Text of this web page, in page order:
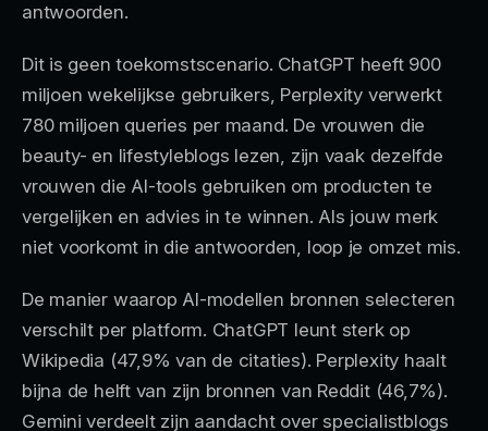
antwoorden.
Dit is geen toekomstscenario. ChatGPT heeft 900
miljoen wekelijkse gebruikers, Perplexity verwerkt
780 miljoen queries per maand. De vrouwen die
beauty- en lifestyleblogs lezen, zijn vaak dezelfde
vrouwen die AI-tools gebruiken om producten te
vergelijken en advies in te winnen. Als jouw merk
niet voorkomt in die antwoorden, loop je omzet mis.
De manier waarop AI-modellen bronnen selecteren
verschilt per platform. ChatGPT leunt sterk op
Wikipedia (47,9% van de citaties). Perplexity haalt
bijna de helft van zijn bronnen van Reddit (46,7%).
Gemini verdeelt zijn aandacht over specialistblogs